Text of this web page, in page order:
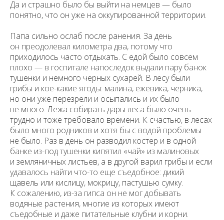
Да и страшно было бы выйти на немцев — было
понятно, что он уже на оккупированной территории.
Папа сильно ослаб после ранения. За день
он преодолевал километра два, потому что
приходилось часто отдыхать. С едой было совсем
плохо — в госпитале напоследок выдали пару банок
тушенки и немного черных сухарей. В лесу были
грибы и кое-какие ягоды: малина, ежевика, черника,
но они уже перезрели и осыпались и их было
не много. Лежа собирать дары леса было очень
трудно и тоже требовало времени. К счастью, в лесах
было много родников и хотя бы с водой проблемы
не было. Раз в день он разводил костер и в одной
банке из-под тушенки кипятил «чай» из малиновых
и земляничных листьев, а в другой варил грибы и если
удавалось найти что-то еще съедобное: дикий
щавель или кислицу, мокрицу, пастушью сумку.
К сожалению, из-за гипса он не мог добывать
водяные растения, многие из которых имеют
съедобные и даже питательные клубни и корни.